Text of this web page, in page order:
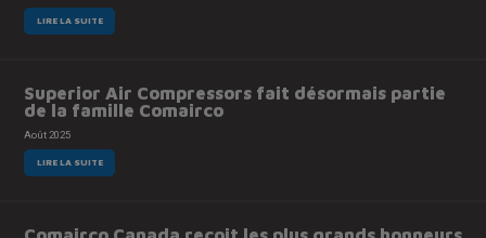
LIRE LA SUITE
Superior Air Compressors fait désormais partie
de la famille Comairco
Août 2025
LIRE LA SUITE